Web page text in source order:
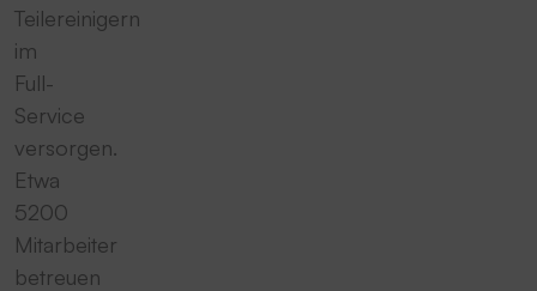
Teilereinigern
im
Full-
Service
versorgen.
Etwa
5200
Mitarbeiter
betreuen